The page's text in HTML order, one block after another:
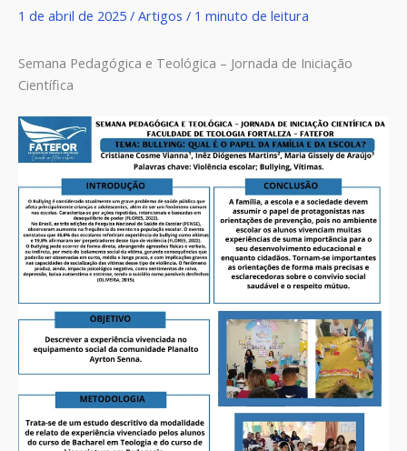
1 de abril de 2025 / Artigos / 1 minuto de leitura
Semana Pedagógica e Teológica – Jornada de Iniciação
Científica